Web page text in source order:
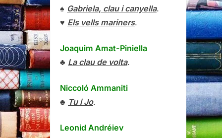
♠ Gabriela, clau i canyella.
♥ Els vells mariners.
Joaquim Amat-Piniella
♣ La clau de volta.
Niccoló Ammaniti
♣ Tu i Jo.
Leonid Andréiev